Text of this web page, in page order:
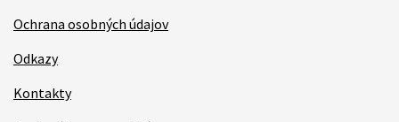
Ochrana osobných údajov
Odkazy
Kontakty